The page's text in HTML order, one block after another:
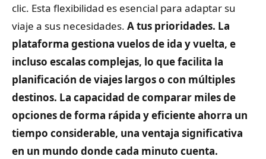
clic. Esta flexibilidad es esencial para adaptar su
viaje a sus necesidades. A tus prioridades. La
plataforma gestiona vuelos de ida y vuelta, e
incluso escalas complejas, lo que facilita la
planificación de viajes largos o con múltiples
destinos. La capacidad de comparar miles de
opciones de forma rápida y eficiente ahorra un
tiempo considerable, una ventaja significativa
en un mundo donde cada minuto cuenta.